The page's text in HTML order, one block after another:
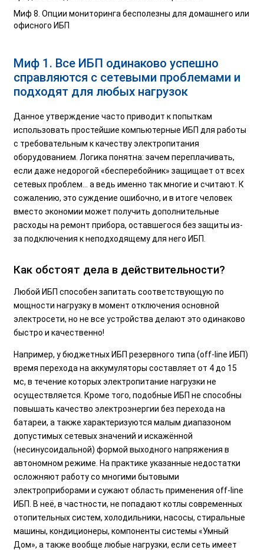
Миф 8. Опции мониторинга бесполезны для домашнего или
офисного ИБП
Миф 1. Все ИБП одинаково успешно
справляются с сетевыми проблемами и
подходят для любых нагрузок
Данное утверждение часто приводит к попыткам
использовать простейшие компьютерные ИБП для работы
c требовательным к качеству электропитания
оборудованием. Логика понятна: зачем переплачивать,
если даже недорогой «бесперебойник» защищает от всех
сетевых проблем… а ведь именно так многие и считают. К
сожалению, это суждение ошибочно, и в итоге человек
вместо экономии может получить дополнительные
расходы на ремонт прибора, оставшегося без защиты из-
за подключения к неподходящему для него ИБП.
Как обстоят дела в действительности?
Любой ИБП способен запитать соответствующую по
мощности нагрузку в момент отключения основной
электросети, но не все устройства делают это одинаково
быстро и качественно!
Например, у бюджетных ИБП резервного типа (off-line ИБП)
время перехода на аккумуляторы составляет от 4 до 15
мс, в течение которых электропитание нагрузки не
осуществляется. Кроме того, подобные ИБП не способны
повышать качество электроэнергии без перехода на
батареи, а также характеризуются малым диапазоном
допустимых сетевых значений и искажённой
(несинусоидальной) формой выходного напряжения в
автономном режиме. На практике указанные недостатки
осложняют работу со многими бытовыми
электроприборами и сужают область применения off-line
ИБП. В неё, в частности, не попадают котлы современных
отопительных систем, холодильники, насосы, стиральные
машины, кондиционеры, компоненты системы «Умный
Дом», а также вообще любые нагрузки, если сеть имеет